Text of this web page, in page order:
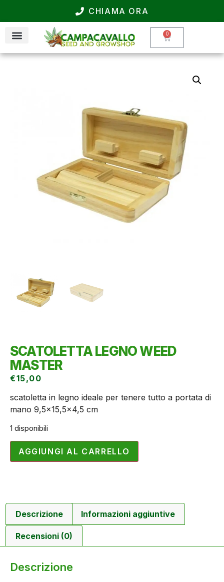
CHIAMA ORA
0
SCATOLETTA LEGNO WEED
MASTER
€15,00
scatoletta in legno ideale per tenere tutto a portata di
mano 9,5×15,5×4,5 cm
1 disponibili
AGGIUNGI AL CARRELLO
Descrizione Informazioni aggiuntive
Recensioni (0)
Descrizione